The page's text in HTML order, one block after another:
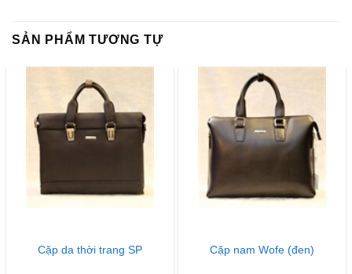
SẢN PHẨM TƯƠNG TỰ
Cặp da thời trang SP Cặp nam Wofe (đen)